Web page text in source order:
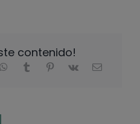
contenido!